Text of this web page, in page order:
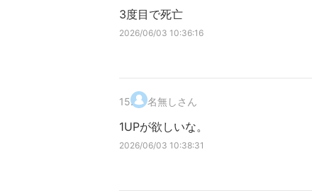
3度目で死亡
2026/06/03 10:36:16
15. 名無しさん
1UPが欲しいな。
2026/06/03 10:38:31